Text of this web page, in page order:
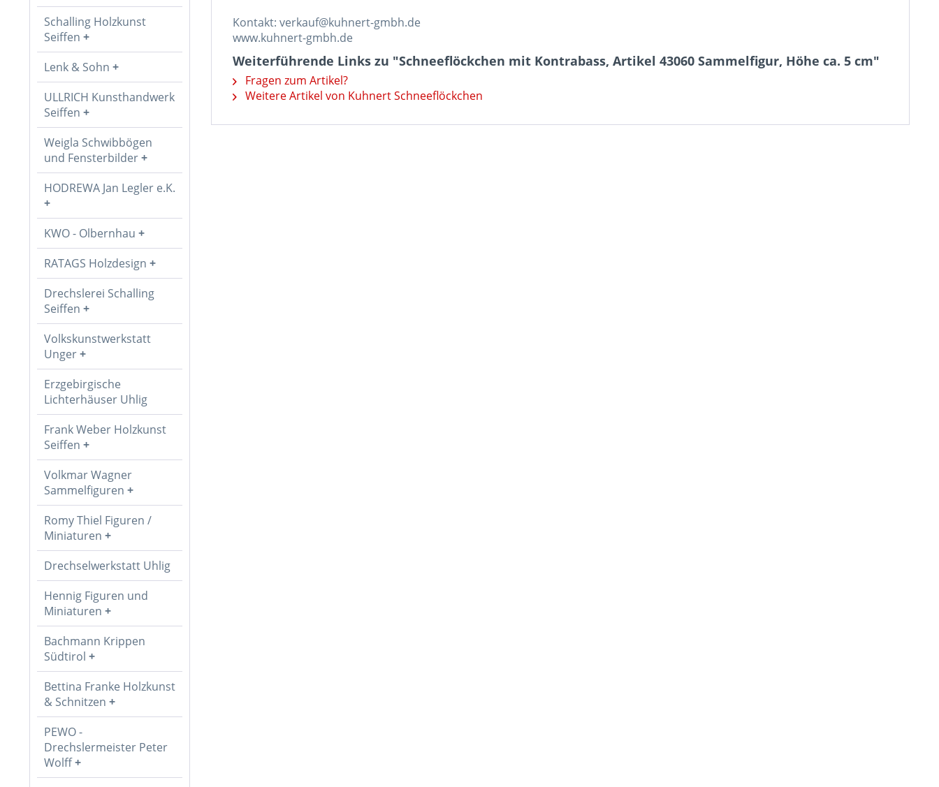
Schalling Holzkunst
Seiffen
Lenk & Sohn
ULLRICH Kunsthandwerk
Seiffen
Weigla Schwibbögen
und Fensterbilder
HODREWA Jan Legler e.K.
KWO - Olbernhau
RATAGS Holzdesign
Drechslerei Schalling
Seiffen
Volkskunstwerkstatt
Unger
Erzgebirgische
Lichterhäuser Uhlig
Frank Weber Holzkunst
Seiffen
Volkmar Wagner
Sammelfiguren
Romy Thiel Figuren /
Miniaturen
Drechselwerkstatt Uhlig
Hennig Figuren und
Miniaturen
Bachmann Krippen
Südtirol
Bettina Franke Holzkunst
& Schnitzen
PEWO -
Drechslermeister Peter
Wolff
Kontakt: verkauf@kuhnert-gmbh.de
www.kuhnert-gmbh.de
Weiterführende Links zu "Schneeflöckchen mit Kontrabass, Artikel 43060 Sammelfigur, Höhe ca. 5 cm"
Fragen zum Artikel?
Weitere Artikel von Kuhnert Schneeflöckchen